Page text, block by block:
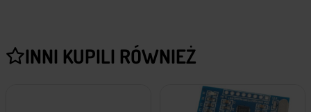
INNI KUPILI RÓWNIEŻ